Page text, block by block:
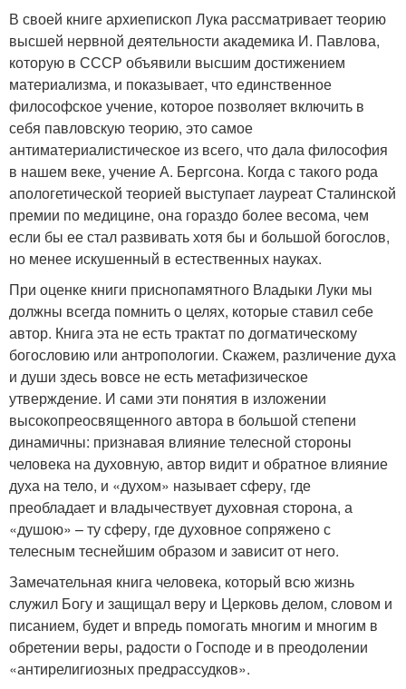
В своей книге архиепископ Лука рассматривает теорию
высшей нервной деятельности академика И. Павлова,
которую в СССР объявили высшим достижением
материализма, и показывает, что единственное
философское учение, которое позволяет включить в
себя павловскую теорию, это самое
антиматериалистическое из всего, что дала философия
в нашем веке, учение А. Бергсона. Когда с такого рода
апологетической теорией выступает лауреат Сталинской
премии по медицине, она гораздо более весома, чем
если бы ее стал развивать хотя бы и большой богослов,
но менее искушенный в естественных науках.
При оценке книги приснопамятного Владыки Луки мы
должны всегда помнить о целях, которые ставил себе
автор. Книга эта не есть трактат по догматическому
богословию или антропологии. Скажем, различение духа
и души здесь вовсе не есть метафизическое
утверждение. И сами эти понятия в изложении
высокопреосвященного автора в большой степени
динамичны: признавая влияние телесной стороны
человека на духовную, автор видит и обратное влияние
духа на тело, и «духом» называет сферу, где
преобладает и владычествует духовная сторона, а
«душою» – ту сферу, где духовное сопряжено с
телесным теснейшим образом и зависит от него.
Замечательная книга человека, который всю жизнь
служил Богу и защищал веру и Церковь делом, словом и
писанием, будет и впредь помогать многим и многим в
обретении веры, радости о Господе и в преодолении
«антирелигиозных предрассудков».